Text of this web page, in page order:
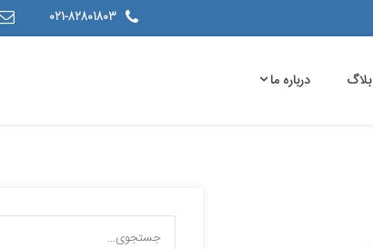
021-82801803
بلاگ درباره ما